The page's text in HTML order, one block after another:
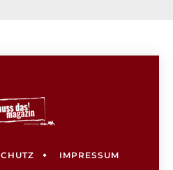
IMPRESSUM